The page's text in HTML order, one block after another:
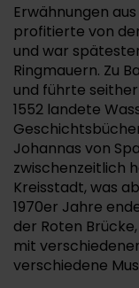
Erwähnungen
profitierte von
und war
Ringmauern. Zu
und führte
1552 landete
Johannas von
zwischenzeitlich
Kreisstadt, was
1970er Jahre
der Roten
mit
verschiedene